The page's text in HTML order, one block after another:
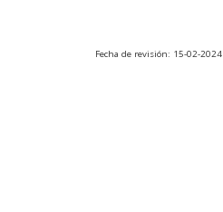
Fecha de revisión: 15-02-2024